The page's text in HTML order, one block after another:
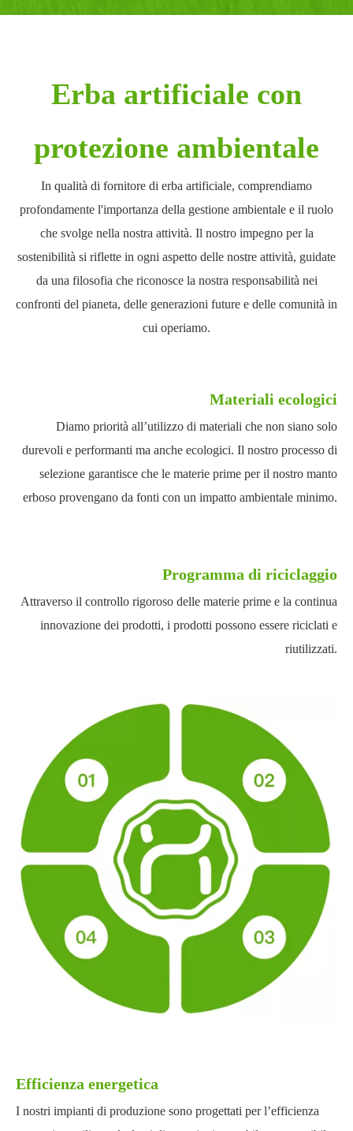
Erba artificiale con
protezione ambientale
In qualità di fornitore di erba artificiale, comprendiamo
profondamente l'importanza della gestione ambientale e il ruolo
che svolge nella nostra attività. Il nostro impegno per la
sostenibilità si riflette in ogni aspetto delle nostre attività, guidate
da una filosofia che riconosce la nostra responsabilità nei
confronti del pianeta, delle generazioni future e delle comunità in
cui operiamo.
Materiali ecologici
Diamo priorità all’utilizzo di materiali che non siano solo
durevoli e performanti ma anche ecologici. Il nostro processo di
selezione garantisce che le materie prime per il nostro manto
erboso provengano da fonti con un impatto ambientale minimo.
Programma di riciclaggio
Attraverso il controllo rigoroso delle materie prime e la continua
innovazione dei prodotti, i prodotti possono essere riciclati e
riutilizzati.
Efficienza energetica
I nostri impianti di produzione sono progettati per l’efficienza